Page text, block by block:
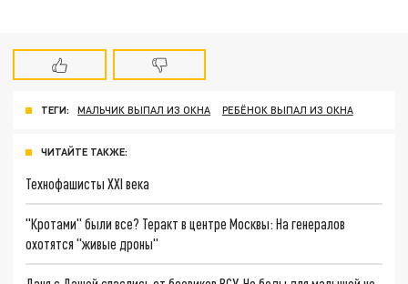
ТЕГИ: МАЛЬЧИК ВЫПАЛ ИЗ ОКНА РЕБЁНОК ВЫПАЛ ИЗ ОКНА
ЧИТАЙТЕ ТАКЖЕ:
Технофашисты XXI века
"Кротами" были все? Теракт в центре Москвы: На генералов
охотятся "живые дроны"